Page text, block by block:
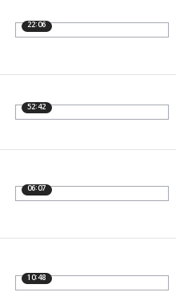
22:06
52:42
06:07
10:48